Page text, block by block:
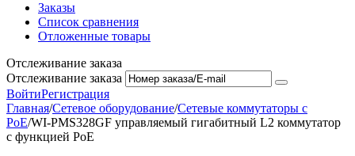
Заказы
Список сравнения
Отложенные товары
Отслеживание заказа
Отслеживание заказа
ВойтиРегистрация
Главная/Сетевое оборудование/Сетевые коммутаторы с
PoE/WI-PMS328GF управляемый гигабитный L2 коммутатор
с функцией PoE